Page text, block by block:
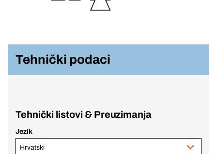
Tehnički podaci
Tehnički listovi & Preuzimanja
Jezik
Hrvatski